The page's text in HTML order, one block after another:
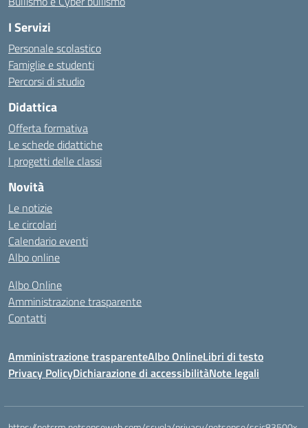
I Servizi
Personale scolastico
Famiglie e studenti
Percorsi di studio
Didattica
Offerta formativa
Le schede didattiche
I progetti delle classi
Novità
Le notizie
Le circolari
Calendario eventi
Albo online
Albo Online
Amministrazione trasparente
Contatti
Amministrazione trasparenteAlbo OnlineLibri di testo
Privacy PolicyDichiarazione di accessibilitàNote legali